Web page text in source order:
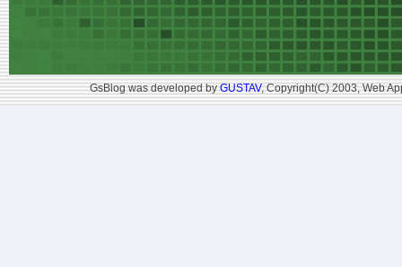
GsBlog was developed byGUSTAV, Copyright(C) 2003, Web